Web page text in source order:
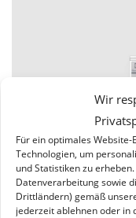
Wir
Für ein optimales
Technologien, um
und Statistiken zu
Datenverarbeitung sowie
Drittländern) gemäß
jederzeit ablehnen oder in